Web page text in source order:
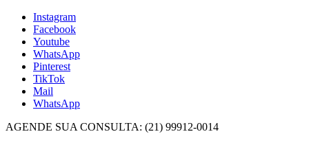
Instagram
Facebook
Youtube
WhatsApp
Pinterest
TikTok
Mail
WhatsApp
AGENDE SUA CONSULTA: (21) 99912-0014